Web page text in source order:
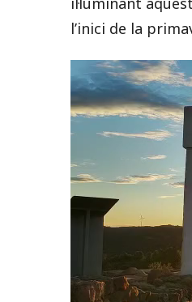
l’inici de la
Reproductor
de
vídeo